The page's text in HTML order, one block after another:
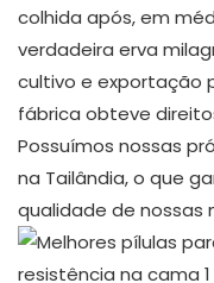
colhida após, em
verdadeira erva
cultivo e exportação
fábrica obteve
Possuímos nossas
na Tailândia, o que
qualidade de nossas